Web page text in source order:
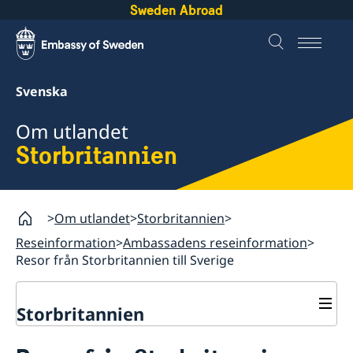
Sweden Abroad
Svenska
Om utlandet
Storbritannien
Om utlandet Storbritannien
Reseinformation Ambassadens reseinformation
Resor från Storbritannien till Sverige
Storbritannien